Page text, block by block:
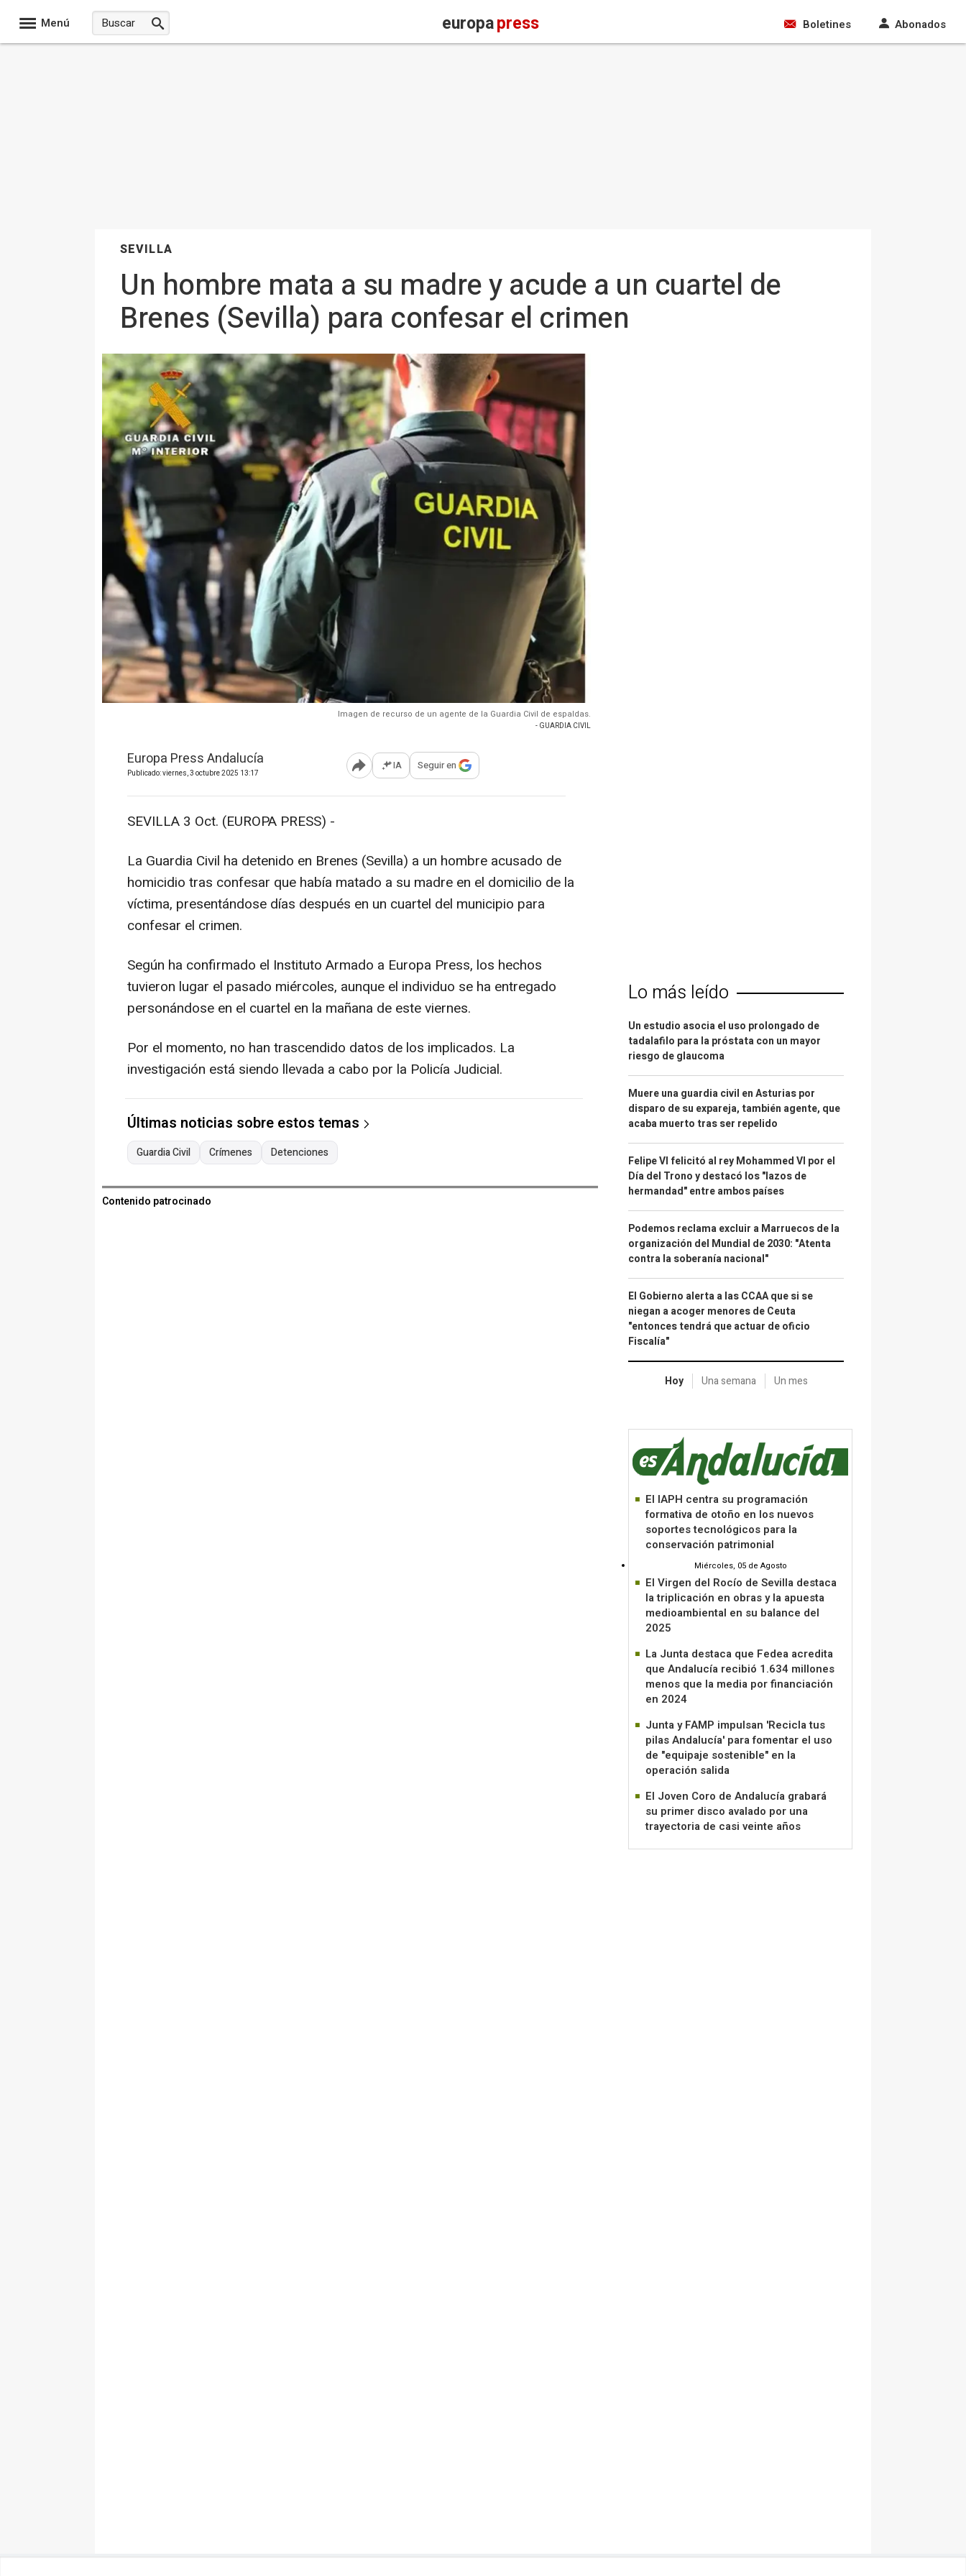
Menú europapress Boletines Abonados
SEVILLA
Un hombre mata a su madre y acude a un cuartel de
Brenes (Sevilla) para confesar el crimen
Imagen de recurso de un agente de la Guardia Civil de espaldas.
- GUARDIA CIVIL
Europa Press Andalucía
Publicado: viernes, 3 octubre 2025 13:17 Abrir opciones para compartir
IA Seguir en
SEVILLA 3 Oct. (EUROPA PRESS) -
La Guardia Civil ha detenido en Brenes (Sevilla) a un hombre acusado de
homicidio tras confesar que había matado a su madre en el domicilio de la
víctima, presentándose días después en un cuartel del municipio para
confesar el crimen.
Según ha confirmado el Instituto Armado a Europa Press, los hechos
tuvieron lugar el pasado miércoles, aunque el individuo se ha entregado
personándose en el cuartel en la mañana de este viernes.
Por el momento, no han trascendido datos de los implicados. La
investigación está siendo llevada a cabo por la Policía Judicial.
Últimas noticias sobre estos temas
Guardia Civil Crímenes Detenciones
Contenido patrocinado
Lo más leído
Un estudio asocia el uso prolongado de
tadalafilo para la próstata con un mayor
riesgo de glaucoma
Muere una guardia civil en Asturias por
disparo de su expareja, también agente, que
acaba muerto tras ser repelido
Felipe VI felicitó al rey Mohammed VI por el
Día del Trono y destacó los "lazos de
hermandad" entre ambos países
Podemos reclama excluir a Marruecos de la
organización del Mundial de 2030: "Atenta
contra la soberanía nacional"
El Gobierno alerta a las CCAA que si se
niegan a acoger menores de Ceuta
"entonces tendrá que actuar de oficio
Fiscalía"
Hoy Una semana Un mes
El IAPH centra su programación
formativa de otoño en los nuevos
soportes tecnológicos para la
conservación patrimonial
Miércoles, 05 de Agosto
El Virgen del Rocío de Sevilla destaca
la triplicación en obras y la apuesta
medioambiental en su balance del
2025
La Junta destaca que Fedea acredita
que Andalucía recibió 1.634 millones
menos que la media por financiación
en 2024
Junta y FAMP impulsan 'Recicla tus
pilas Andalucía' para fomentar el uso
de "equipaje sostenible" en la
operación salida
El Joven Coro de Andalucía grabará
su primer disco avalado por una
trayectoria de casi veinte años